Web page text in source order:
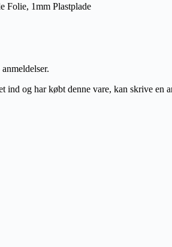
Folie, 1mm Plastplade
ind og har købt denne vare, kan skrive en